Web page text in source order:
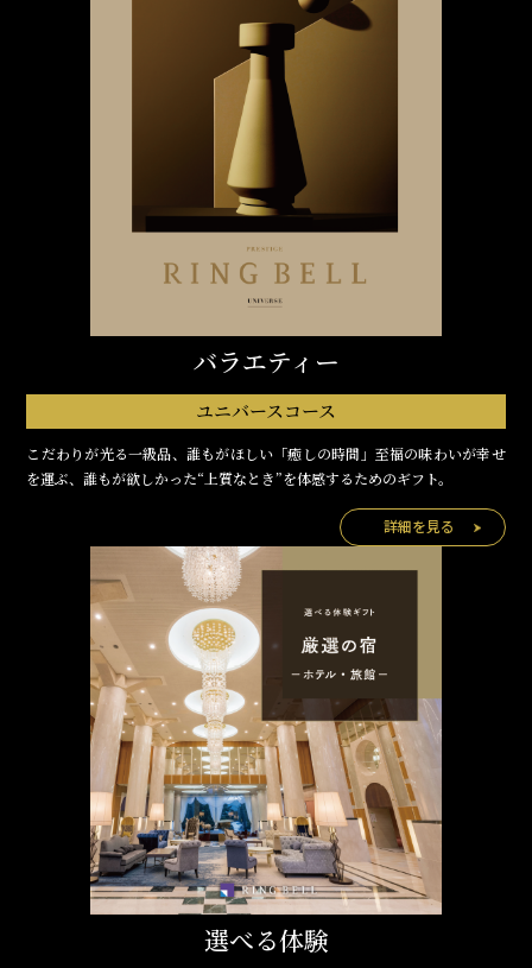
バラエティー
ユニバースコース
こだわりが光る一級品、誰もがほしい「癒しの時間」至福の味わいが幸せ
を運ぶ、誰もが欲しかった“上質なとき”を体感するためのギフト。
詳細を見る
選べる体験